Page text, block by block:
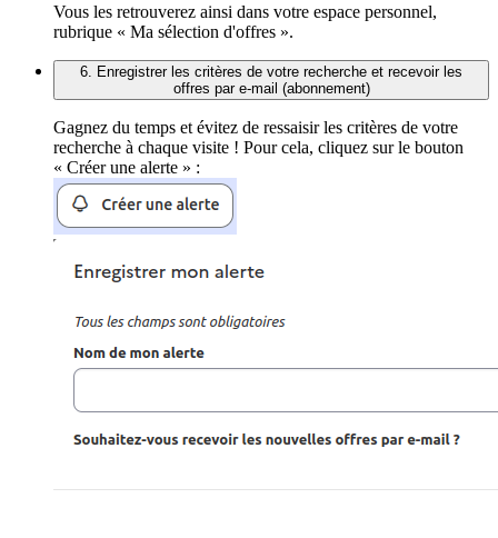
Vous les retrouverez ainsi dans votre espace personnel,
rubrique « Ma sélection d'offres ».
6. Enregistrer les critères de votre recherche et recevoir les
offres par e-mail (abonnement)
Gagnez du temps et évitez de ressaisir les critères de votre
recherche à chaque visite ! Pour cela, cliquez sur le bouton
« Créer une alerte » :